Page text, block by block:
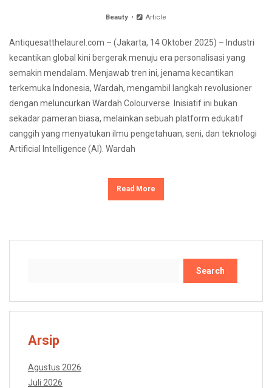
Beauty Article
Antiquesatthelaurel.com – (Jakarta, 14 Oktober 2025) – Industri
kecantikan global kini bergerak menuju era personalisasi yang
semakin mendalam. Menjawab tren ini, jenama kecantikan
terkemuka Indonesia, Wardah, mengambil langkah revolusioner
dengan meluncurkan Wardah Colourverse. Inisiatif ini bukan
sekadar pameran biasa, melainkan sebuah platform edukatif
canggih yang menyatukan ilmu pengetahuan, seni, dan teknologi
Artificial Intelligence (AI). Wardah
Read More
Arsip
Agustus 2026
Juli 2026